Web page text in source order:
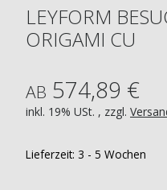
LEYFORM
ORIGAMI CU
AB 574,89 €
inkl. 19% USt. , zzgl.
Lieferzeit: 3 - 5 Wochen